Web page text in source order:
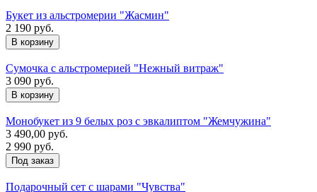
Букет из альстромерии "Жасмин"
2 190 руб.
Сумочка с альстромерией "Нежный витраж"
3 090 руб.
Монобукет из 9 белых роз с эвкалиптом "Жемчужина"
3 490,00 руб.
2 990 руб.
Под заказ
Подарочный сет с шарами "Чувства"